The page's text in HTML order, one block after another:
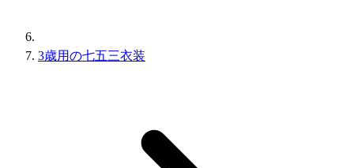
3歳用の七五三衣装